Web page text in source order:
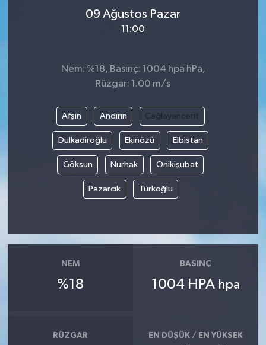
09 Ağustos Pazar
11:00
Nem: %18, Basınç: 1004 hpa hPa,
Rüzgar: 1.00 m/s
Afşin Andırın Çağlayancerit
Dulkadiroğlu Ekinözü Elbistan
Göksun Nurhak Onikişubat
Pazarcık Türkoğlu
NEM
%18
BASINÇ
1004 HPA hpa
RÜZGAR EN DÜŞÜK / EN YÜKSEK